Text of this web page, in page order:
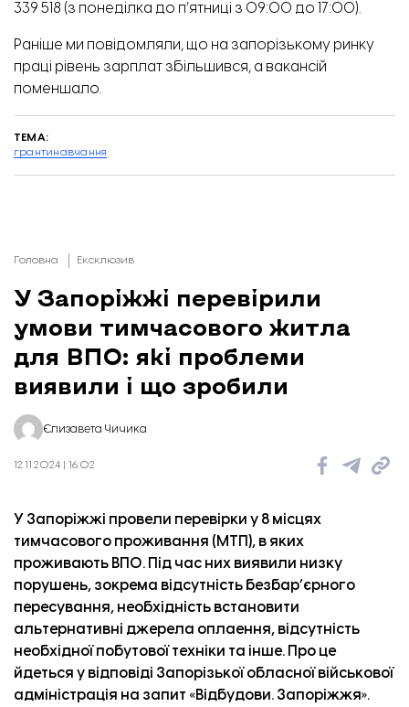
339 518 (з понеділка до п’ятниці з 09:00 до 17:00).
Раніше ми повідомляли, що на запорізькому ринку
праці рівень зарплат збільшився, а вакансій
поменшало.
ТЕМА:
грантинавчання
Головна Ексклюзив
У Запоріжжі перевірили
умови тимчасового житла
для ВПО: які проблеми
виявили і що зробили
Єлизавета Чичика
12.11.2024 | 16:02
У Запоріжжі провели перевірки у 8 місцях
тимчасового проживання (МТП), в яких
проживають ВПО. Під час них виявили низку
порушень, зокрема відсутність безбар’єрного
пересування, необхідність встановити
альтернативні джерела оплаення, відсутність
необхідної побутової техніки та інше. Про це
йдеться у відповіді Запорізької обласної військової
адміністрація на запит «Відбудови. Запоріжжя».